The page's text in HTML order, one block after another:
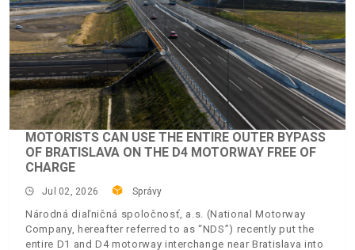
MOTORISTS CAN USE THE ENTIRE OUTER BYPASS
OF BRATISLAVA ON THE D4 MOTORWAY FREE OF
CHARGE
Jul 02, 2026 Správy
Národná diaľničná spoločnosť, a.s. (National Motorway
Company, hereafter referred to as “NDS”) recently put the
entire D1 and D4 motorway interchange near Bratislava into